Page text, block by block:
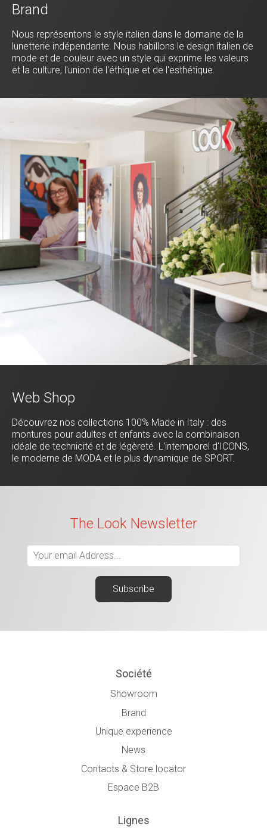
Brand
Nous représentons le style italien dans le domaine de la
lunetterie indépendante. Nous habillons le design italien de
mode et de couleur avec un style qui exprime les valeurs
et la culture, l'union de l'éthique et de l'esthétique.
Web Shop
Découvrez nos collections 100% Made in Italy : des
montures pour adultes et enfants avec la combinaison
idéale de technicité et de légèreté. L'intemporel d'ICONS,
le moderne de MODA et le plus dynamique de SPORT.
The Look Newsletter
Société
Showroom
Brand
Unique experience
News
Contacts & Store locator
Espace B2B
Lignes